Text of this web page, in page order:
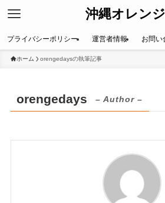
沖縄オレン
プライバシーポリシー 運営者情報 お問い
ホーム orengedaysの執筆記事
orengedays – Author –